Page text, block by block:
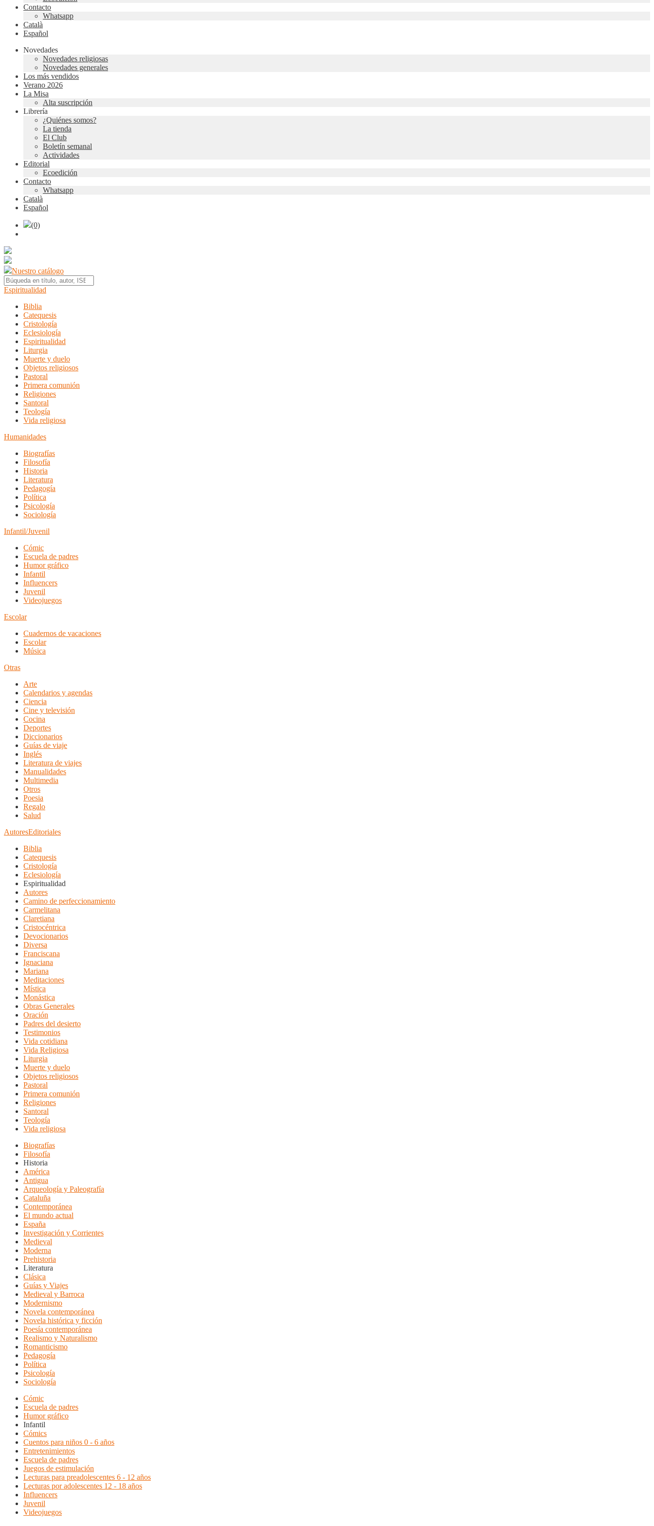
Contacto
Whatsapp
Català
Español
Novedades
Novedades religiosas
Novedades generales
Los más vendidos
Verano 2026
La Misa
Alta suscripción
Librería
¿Quiénes somos?
La tienda
El Club
Boletín semanal
Actividades
Editorial
Ecoedición
Contacto
Whatsapp
Català
Español
(0)
Nuestro catálogo
Espiritualidad
Biblia
Catequesis
Cristología
Eclesiología
Espiritualidad
Liturgia
Muerte y duelo
Objetos religiosos
Pastoral
Primera comunión
Religiones
Santoral
Teología
Vida religiosa
Humanidades
Biografías
Filosofía
Historia
Literatura
Pedagogía
Política
Psicología
Sociología
Infantil/Juvenil
Cómic
Escuela de padres
Humor gráfico
Infantil
Influencers
Juvenil
Videojuegos
Escolar
Cuadernos de vacaciones
Escolar
Música
Otras
Arte
Calendarios y agendas
Ciencia
Cine y televisión
Cocina
Deportes
Diccionarios
Guías de viaje
Inglés
Literatura de viajes
Manualidades
Multimedia
Otros
Poesia
Regalo
Salud
AutoresEditoriales
Biblia
Catequesis
Cristología
Eclesiología
Espiritualidad
Autores
Camino de perfeccionamiento
Carmelitana
Claretiana
Cristocéntrica
Devocionarios
Diversa
Franciscana
Ignaciana
Mariana
Meditaciones
Mística
Monástica
Obras Generales
Oración
Padres del desierto
Testimonios
Vida cotidiana
Vida Religiosa
Liturgia
Muerte y duelo
Objetos religiosos
Pastoral
Primera comunión
Religiones
Santoral
Teología
Vida religiosa
Biografías
Filosofía
Historia
América
Antigua
Arqueología y Paleografía
Cataluña
Contemporánea
El mundo actual
España
Investigación y Corrientes
Medieval
Moderna
Prehistoria
Literatura
Clásica
Guías y Viajes
Medieval y Barroca
Modernismo
Novela contemporánea
Novela histórica y ficción
Poesía contemporánea
Realismo y Naturalismo
Romanticismo
Pedagogía
Política
Psicología
Sociología
Cómic
Escuela de padres
Humor gráfico
Infantil
Cómics
Cuentos para niños 0 - 6 años
Entretenimientos
Escuela de padres
Juegos de estimulación
Lecturas para preadolescentes 6 - 12 años
Lecturas por adolescentes 12 - 18 años
Influencers
Juvenil
Videojuegos